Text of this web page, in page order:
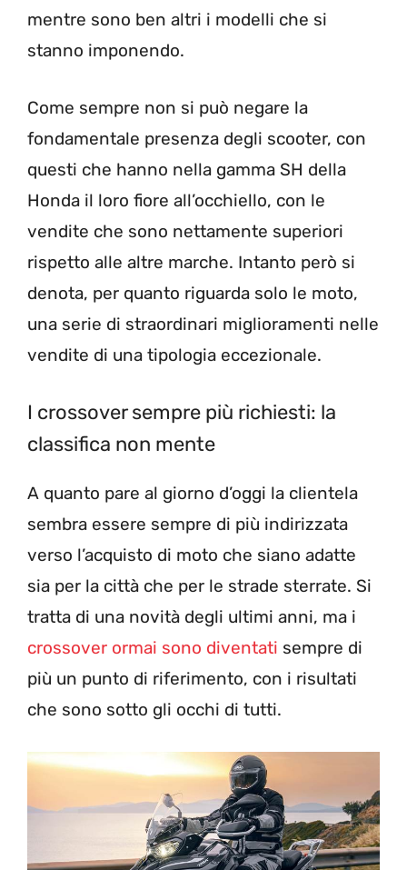
mentre sono ben altri i modelli che si
stanno imponendo.
Come sempre non si può negare la
fondamentale presenza degli scooter, con
questi che hanno nella gamma SH della
Honda il loro fiore all’occhiello, con le
vendite che sono nettamente superiori
rispetto alle altre marche. Intanto però si
denota, per quanto riguarda solo le moto,
una serie di straordinari miglioramenti nelle
vendite di una tipologia eccezionale.
I crossover sempre più richiesti: la
classifica non mente
A quanto pare al giorno d’oggi la clientela
sembra essere sempre di più indirizzata
verso l’acquisto di moto che siano adatte
sia per la città che per le strade sterrate. Si
tratta di una novità degli ultimi anni, ma i
crossover ormai sono diventati sempre di
più un punto di riferimento, con i risultati
che sono sotto gli occhi di tutti.